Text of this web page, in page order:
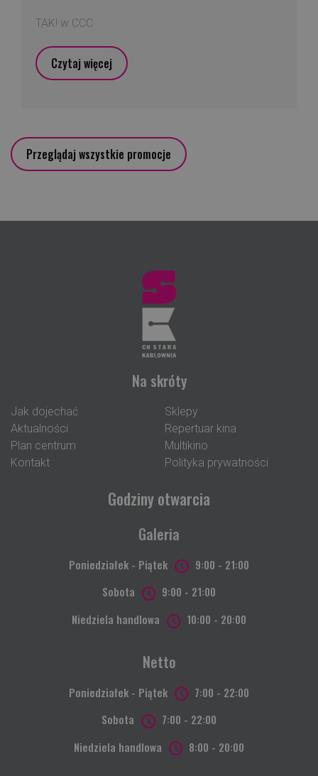
TAK! w CCC
Czytaj więcej
Przeglądaj wszystkie promocje
Na skróty
Jak dojechać
Aktualności
Plan centrum
Kontakt
Sklepy
Repertuar kina
Multikino
Polityka prywatności
Godziny otwarcia
Galeria
Poniedziałek - Piątek
9:00 - 21:00
Sobota
9:00 - 21:00
Niedziela handlowa
10:00 - 20:00
Netto
Poniedziałek - Piątek
7:00 - 22:00
Sobota
7:00 - 22:00
Niedziela handlowa
8:00 - 20:00